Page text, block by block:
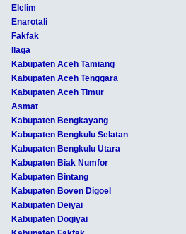
Elelim
Enarotali
Fakfak
Ilaga
Kabupaten Aceh Tamiang
Kabupaten Aceh Tenggara
Kabupaten Aceh Timur
Asmat
Kabupaten Bengkayang
Kabupaten Bengkulu Selatan
Kabupaten Bengkulu Utara
Kabupaten Biak Numfor
Kabupaten Bintang
Kabupaten Boven Digoel
Kabupaten Deiyai
Kabupaten Dogiyai